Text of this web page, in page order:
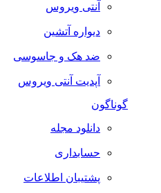
آنتی ویروس
دیواره آتشین
ضد هک و جاسوسی
آپدیت آنتی ویروس
گوناگون
دانلود مجله
حسابداری
پشتیبان اطلاعات